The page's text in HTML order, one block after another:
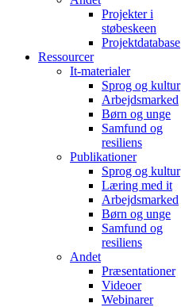
Projekter i
støbeskeen
Projektdatabase
Ressourcer
It-materialer
Sprog og kultur
Arbejdsmarked
Børn og unge
Samfund og
resiliens
Publikationer
Sprog og kultur
Læring med it
Arbejdsmarked
Børn og unge
Samfund og
resiliens
Andet
Præsentationer
Videoer
Webinarer